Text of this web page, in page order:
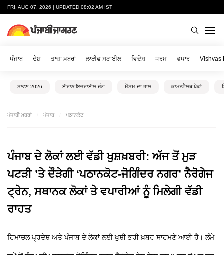
FRI, AUG 07, 2026 | UPDATED 08:02 AM IST
ਪੰਜਾਬ ਦੇਸ਼ ਤਾਜ਼ਾ ਖ਼ਬਰਾਂ ਲਾਈਫ ਸਟਾਈਲ ਵਿਦੇਸ਼ ਧਰਮ ਵਪਾਰ Vishvas
ਸਾਵਣ 2026 ਈਰਾਨ-ਇਜ਼ਰਾਈਲ ਜੰਗ ਮੌਸਮ ਦਾ ਹਾਲ ਕਾਮਨਵੈਲਥ ਖੇਡਾਂ
ਪੰਜਾਬੀ ਖ਼ਬਰਾਂ ਪੰਜਾਬ ਪਠਾਨਕੋਟ
ਪੰਜਾਬ ਦੇ ਲੋਕਾਂ ਲਈ ਵੱਡੀ ਖੁਸ਼ਖ਼ਬਰੀ: ਅੱਜ ਤੋਂ ਮੁੜ
ਪਟੜੀ ’ਤੇ ਦੌੜੇਗੀ ‘ਪਠਾਨਕੋਟ-ਜੋਗਿੰਦਰ ਨਗਰ’ ਨੈਰੋਗੇਜ
ਟ੍ਰੇਨ, ਸਥਾਨਕ ਲੋਕਾਂ ਤੇ ਵਪਾਰੀਆਂ ਨੂੰ ਮਿਲੇਗੀ ਵੱਡੀ
ਰਾਹਤ
ਹਿਮਾਚਲ ਪ੍ਰਦੇਸ਼ ਅਤੇ ਪੰਜਾਬ ਦੇ ਲੋਕਾਂ ਲਈ ਖੁਸ਼ੀ ਭਰੀ ਖ਼ਬਰ ਸਾਹਮਣੇ ਆਈ ਹੈ। ਲੰਮੇ